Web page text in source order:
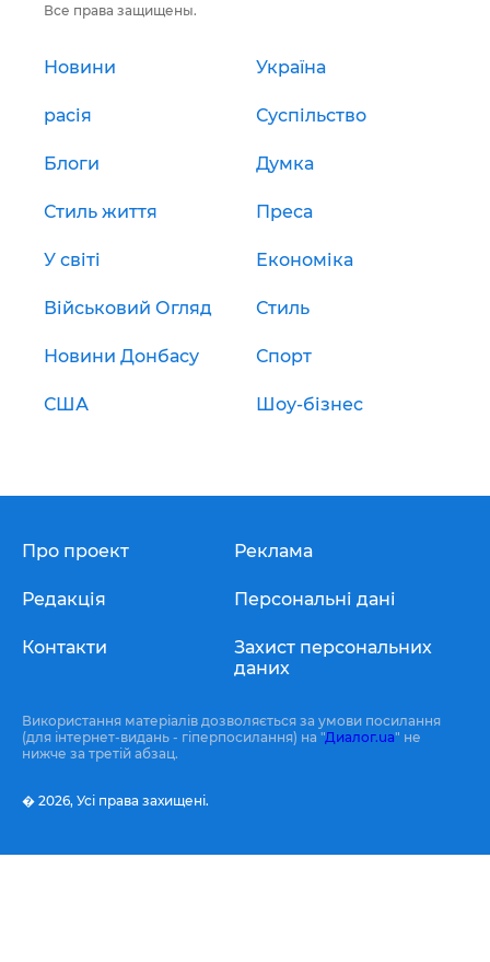
Все права защищены.
Новини Україна
расія Суспільство
Блоги Думка
Стиль життя Преса
У світі Економіка
Військовий Огляд Стиль
Новини Донбасу Спорт
США Шоу-бізнес
Про проект
Редакція
Контакти
Реклама
Персональні дані
Захист персональних
даних
Використання матеріалів дозволяється за умови посилання
(для інтернет-видань - гіперпосилання) на "Диалог.ua" не
нижче за третій абзац.
� 2026, Усі права захищені.